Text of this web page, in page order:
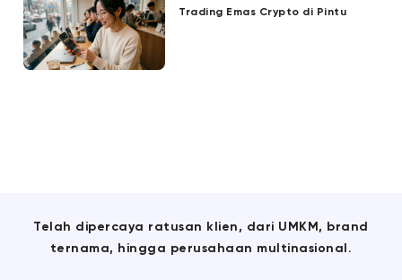
Trading Emas Crypto di Pintu
Telah dipercaya ratusan klien, dari UMKM, brand
ternama, hingga perusahaan multinasional.